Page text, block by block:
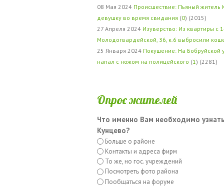
08 Мая 2024 Происшествие: Пьяный житель
девушку во время свидания (0) (2015)
27 Апреля 2024 Изуверство: Из квартиры с
Молодогвардейской, 36, к.6 выбросили
25 Января 2024 Покушение: На Бобруйской
напал с ножом на полицейского (1 ) (2281)
Опрос жителей
Что именно Вам необходимо
Кунцево?
Больше о районе
Контакты и адреса фирм
То же, но гос. учреждений
Посмотреть фото района
Пообщаться на форуме